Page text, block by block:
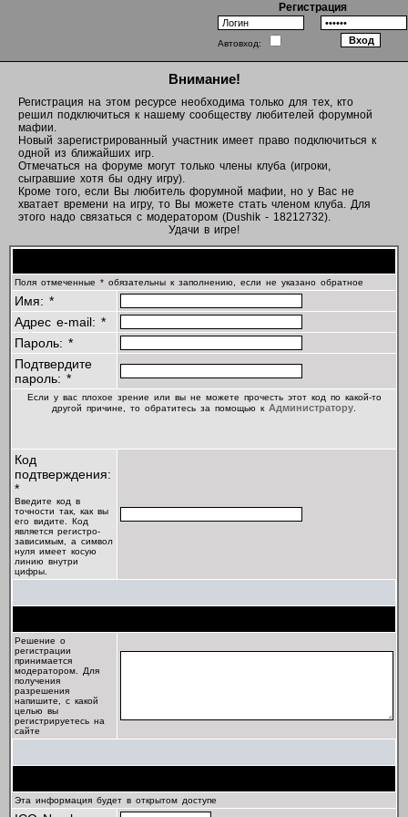
Регистрация
Автовход:
Внимание!
Регистрация на этом ресурсе необходима только для тех, кто
решил подключиться к нашему сообществу любителей форумной
мафии.
Новый зарегистрированный участник имеет право подключиться к
одной из ближайших игр.
Отмечаться на форуме могут только члены клуба (игроки,
сыгравшие хотя бы одну игру).
Кроме того, если Вы любитель форумной мафии, но у Вас не
хватает времени на игру, то Вы можете стать членом клуба. Для
этого надо связаться с модератором (Dushik - 18212732).
Удачи в игре!
Поля отмеченные * обязательны к заполнению, если не указано обратное
Имя: *
Адрес e-mail: *
Пароль: *
Подтвердите
пароль: *
Если у вас плохое зрение или вы не можете прочесть этот код по какой-то
другой причине, то обратитесь за помощью к Администратору
Код
подтверждения:
*
Введите код в
точности так, как вы
его видите. Код
является регистро-
зависимым, а символ
нуля имеет косую
линию внутри
цифры.
Решение о
регистрации
принимается
модератором. Для
получения
разрешения
напишите, с какой
целью вы
регистрируетесь на
сайте
Эта информация будет в открытом доступе